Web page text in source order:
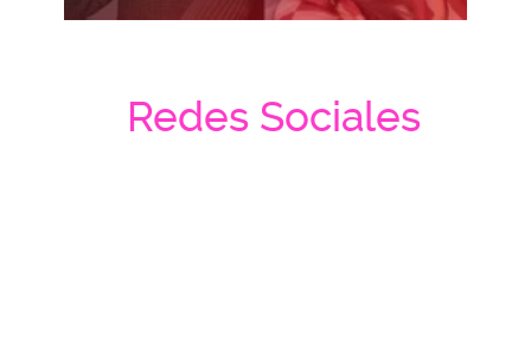
Redes Sociales